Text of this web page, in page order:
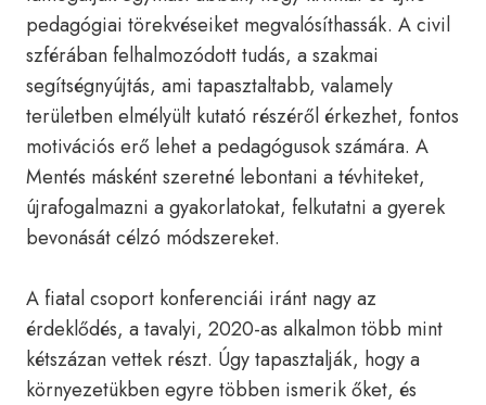
pedagógiai törekvéseiket megvalósíthassák. A civil
szférában felhalmozódott tudás, a szakmai
segítségnyújtás, ami tapasztaltabb, valamely
területben elmélyült kutató részéről érkezhet, fontos
motivációs erő lehet a pedagógusok számára. A
Mentés másként szeretné lebontani a tévhiteket,
újrafogalmazni a gyakorlatokat, felkutatni a gyerek
bevonását célzó módszereket.
A fiatal csoport konferenciái iránt nagy az
érdeklődés, a tavalyi, 2020-as alkalmon több mint
kétszázan vettek részt. Úgy tapasztalják, hogy a
környezetükben egyre többen ismerik őket, és